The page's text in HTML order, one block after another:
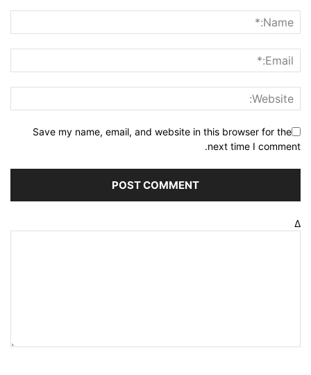
Save my name, email, and website in this browser for the
next time I comment.
Δ